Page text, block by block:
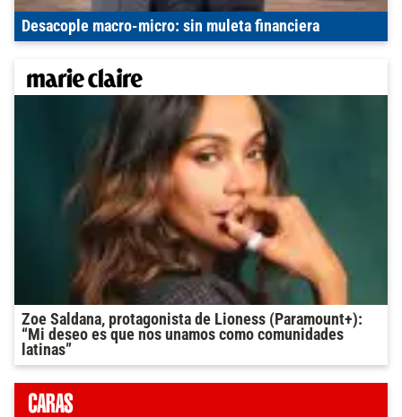
Desacople macro-micro: sin muleta financiera
Zoe Saldana, protagonista de Lioness (Paramount+):
“Mi deseo es que nos unamos como comunidades
latinas”